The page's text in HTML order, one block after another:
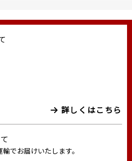
詳しくはこちら
でお届けいたします。